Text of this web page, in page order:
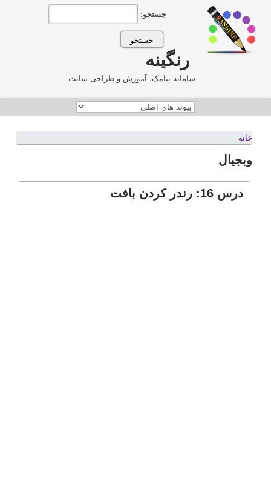
جستجو:
رنگینه
سامانه پیامک، آموزش و طراحی سایت
خانه
وبجیال
درس 16: رندر کردن بافت